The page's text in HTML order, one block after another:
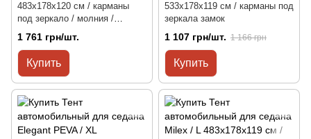
483x178x120 см / карманы
под зеркало / молния /
уплотненный
1 761 грн/шт.
Купить
533x178x119 см / карманы под
зеркала замок
1 107 грн/шт. 1 166 грн
Купить